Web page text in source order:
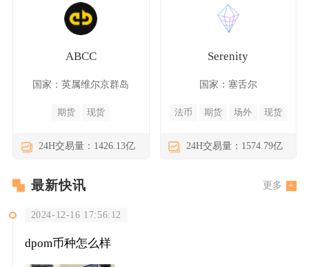
ABCC
国家：英属维尔京群岛
期货 现货
24H交易量：1426.13亿
Serenity
国家：塞舌尔
法币 期货 场外 现货
24H交易量：1574.79亿
最新快讯 更多
2024-12-16 17:56:12
dpom币种怎么样